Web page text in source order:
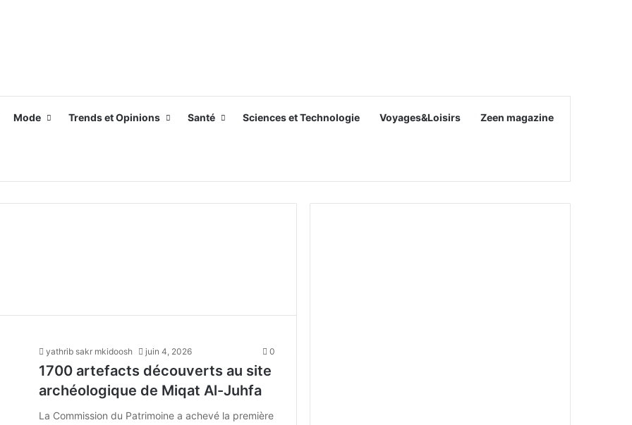
Mode Trends et Opinions Santé Sciences et Technologie Voyages&Loisirs Zeen magazine
yathrib sakr mkidoosh juin 4, 2026 0
1700 artefacts découverts au site
archéologique de Miqat Al-Juhfa
La Commission du Patrimoine a achevé la première